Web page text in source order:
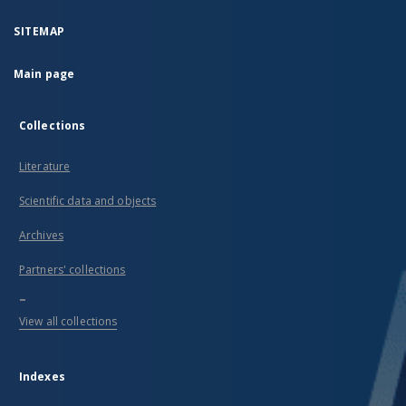
SITEMAP
Main page
Collections
Literature
Scientific data and objects
Archives
Partners' collections
...
View all collections
Indexes